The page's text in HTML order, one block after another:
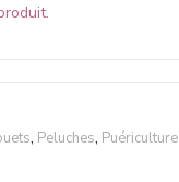
, Peluches, Puériculture